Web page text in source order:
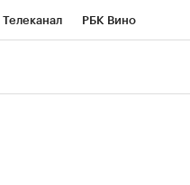
Телеканал РБК Вино